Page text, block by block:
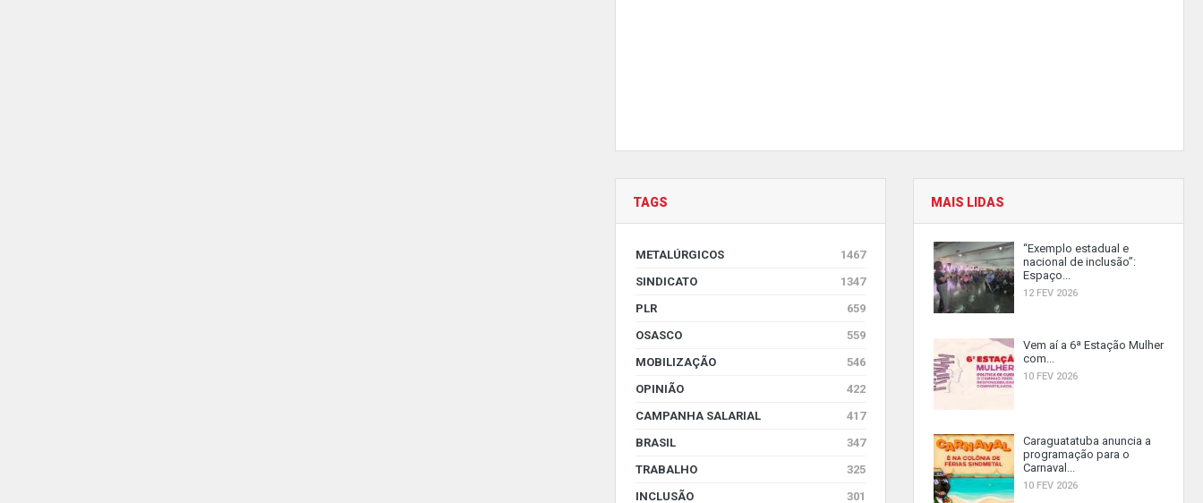
TAGS
METALÚRGICOS
1467
SINDICATO
1347
PLR
659
OSASCO
559
MOBILIZAÇÃO
546
OPINIÃO
422
CAMPANHA SALARIAL
417
BRASIL
347
TRABALHO
325
INCLUSÃO
301
MAIS LIDAS
“Exemplo estadual e
nacional de inclusão”:
Espaço...
12 FEV 2026
Vem aí a 6ª Estação Mulher
com...
10 FEV 2026
Caraguatatuba anuncia a
programação para o
Carnaval...
10 FEV 2026